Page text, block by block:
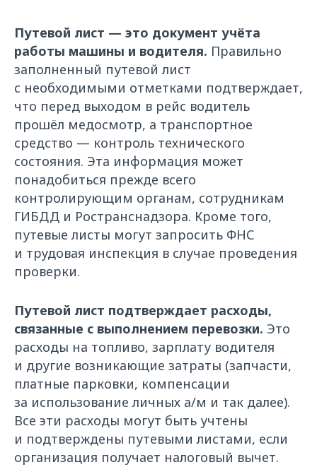
Путевой лист — это документ учёта
работы машины и водителя. Правильно
заполненный путевой лист
с необходимыми отметками подтверждает,
что перед выходом в рейс водитель
прошёл медосмотр, а транспортное
средство — контроль технического
состояния. Эта информация может
понадобиться прежде всего
контролирующим органам, сотрудникам
ГИБДД и Ространснадзора. Кроме того,
путевые листы могут запросить ФНС
и трудовая инспекция в случае проведения
проверки.
Путевой лист подтверждает расходы,
связанные с выполнением перевозки. Это
расходы на топливо, зарплату водителя
и другие возникающие затраты (запчасти,
платные парковки, компенсации
за использование личных а/м и так далее).
Все эти расходы могут быть учтены
и подтверждены путевыми листами, если
организация получает налоговый вычет.